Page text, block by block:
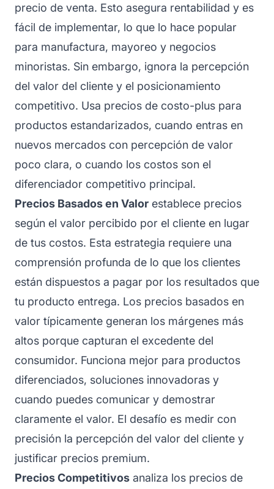
precio de venta. Esto asegura rentabilidad y es
fácil de implementar, lo que lo hace popular
para manufactura, mayoreo y negocios
minoristas. Sin embargo, ignora la percepción
del valor del cliente y el posicionamiento
competitivo. Usa precios de costo-plus para
productos estandarizados, cuando entras en
nuevos mercados con percepción de valor
poco clara, o cuando los costos son el
diferenciador competitivo principal.
Precios Basados en Valor establece precios
según el valor percibido por el cliente en lugar
de tus costos. Esta estrategia requiere una
comprensión profunda de lo que los clientes
están dispuestos a pagar por los resultados que
tu producto entrega. Los precios basados en
valor típicamente generan los márgenes más
altos porque capturan el excedente del
consumidor. Funciona mejor para productos
diferenciados, soluciones innovadoras y
cuando puedes comunicar y demostrar
claramente el valor. El desafío es medir con
precisión la percepción del valor del cliente y
justificar precios premium.
Precios Competitivos analiza los precios de